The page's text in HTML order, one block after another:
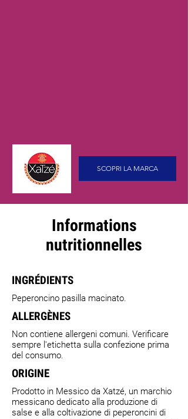
SCOPRI LA MARCA
Informations
nutritionnelles
INGRÉDIENTS
Peperoncino pasilla macinato.
ALLERGÈNES
Non contiene allergeni comuni. Verificare
sempre l'etichetta sulla confezione prima
del consumo.
ORIGINE
Prodotto in Messico da Xatzé, un marchio
messicano dedicato alla produzione di
salse e alla coltivazione di peperoncini di